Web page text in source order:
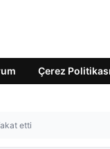
Çerez Politikası
etti